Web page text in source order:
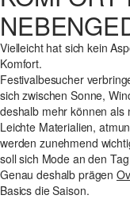
Vielleicht hat sich kein
Komfort.
Festivalbesucher
sich zwischen Sonne,
deshalb mehr können als
Leichte Materialien,
werden zunehmend
soll sich Mode an den
Genau deshalb prägen
Basics die Saison.